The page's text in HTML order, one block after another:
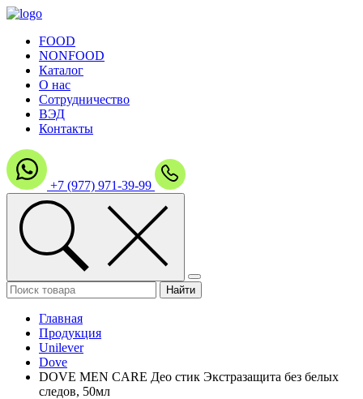
FOOD
NONFOOD
Каталог
О нас
Сотрудничество
ВЭД
Контакты
+7 (977) 971-39-99
Главная
Продукция
Unilever
Dove
DOVE MEN CARE Део стик Экстразащита без белых
следов, 50мл